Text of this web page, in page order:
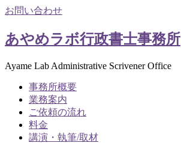
お問い合わせ
あやめラボ行政書士事務所
Ayame Lab Administrative Scrivener Office
事務所概要
業務案内
ご依頼の流れ
料金
講演・執筆/取材